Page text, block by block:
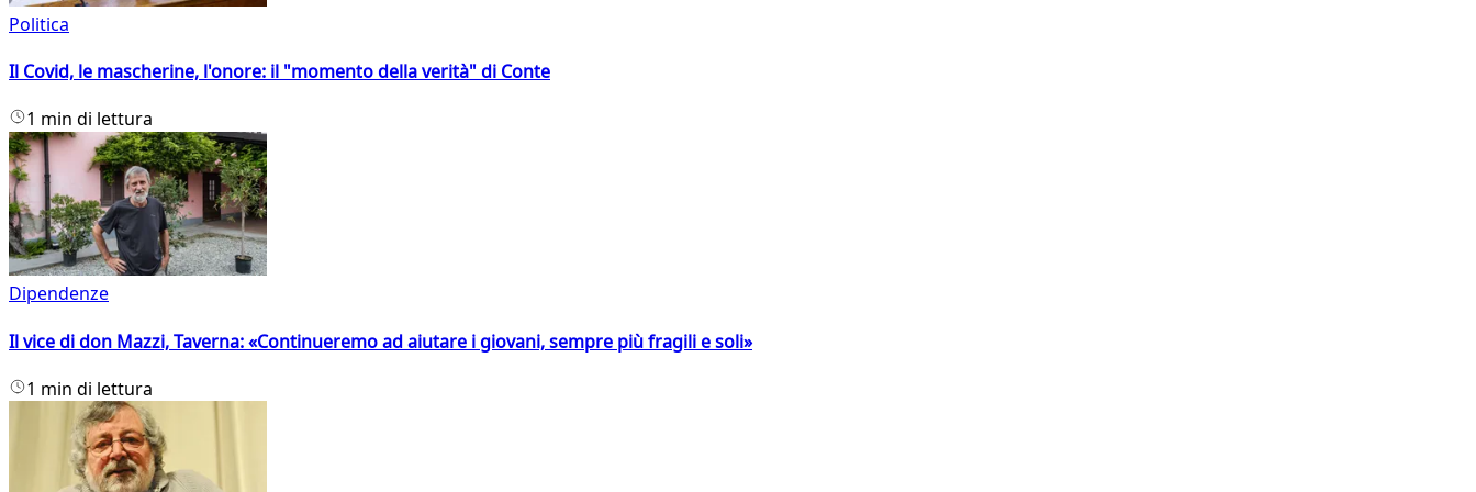
Politica
Il Covid, le mascherine, l'onore: il "momento della verità" di Conte
1 min di lettura
Dipendenze
Il vice di don Mazzi, Taverna: «Continueremo ad aiutare i giovani, sempre più fragili e soli»
1 min di lettura